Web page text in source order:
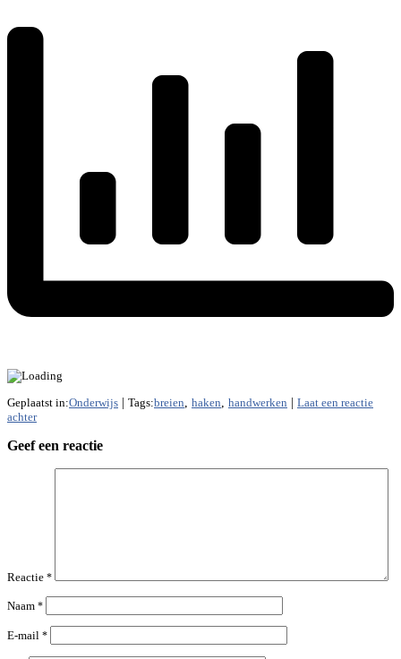
Geplaatst in:Onderwijs | Tags:breien haken handwerken | Laat een reactie
achter
Geef een reactie
Reactie *
Naam *
E-mail *